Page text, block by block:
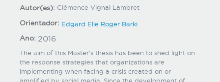
Autor(es): Clémence Vignal Lambret
Orientador: Edgard Elie Roger Barki
Ano: 2016
The aim of this Master’s thesis has been to shed light on
the response strategies that organizations are
implementing when facing a crisis created on or
amplified by social media. Since the development of